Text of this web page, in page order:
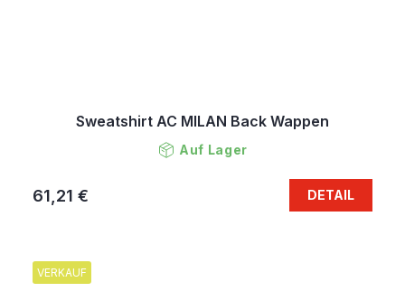
Sweatshirt AC MILAN Back Wappen
Auf Lager
61,21 € DETAIL
VERKAUF